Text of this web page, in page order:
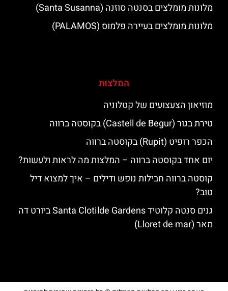
מלונות מומלצים בסנטה סוזנה (Santa Susanna)
מלונות מומלצים בעיירה פלמוס (PALAMOS)
המלצות
מוזיאון הצעצועים של קטלוניה
טירת בגור (Castell de Begur) בקוסטה ברווה
הכפר רופיט (Rupit) בקוסטה ברווה
יום אחד בקוסטה ברווה – המלצות מה לראות ולעשות?
קוסטה ברווה חבילות נופש ודילים – איך למצוא דיל
טוב?
גנים סנטה קלוטיד Santa Clotilde Gardens ביורט דה
מאר (Lloret de mar)